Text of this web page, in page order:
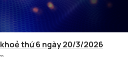
thứ 6 ngày 20/3/2026